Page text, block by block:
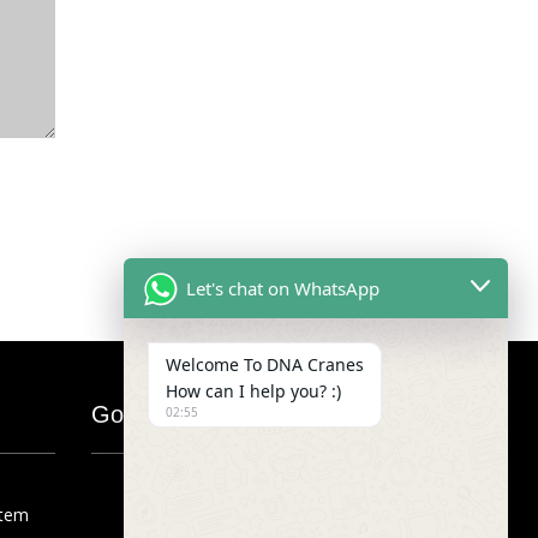
Google Map
Let's chat on WhatsApp
Welcome To DNA Cranes
How can I help you? :)
02:55